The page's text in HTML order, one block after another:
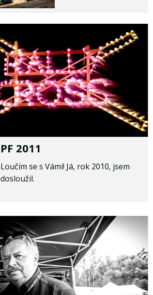
PF 2011
Loučím se s Vámi! Já, rok 2010, jsem
dosloužil.